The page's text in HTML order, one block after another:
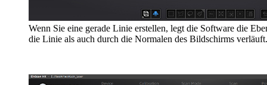
Wenn Sie eine gerade Linie erstellen, legt die Software die
die Linie als auch durch die Normalen des Bildschirms verläuft.